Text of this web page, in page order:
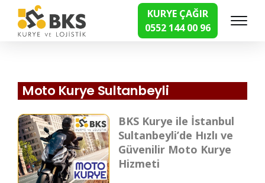
KURYE ÇAĞIR
0552 144 00 96
Hızlı Kurye Hizmetleri
Moto Kurye Sultanbeyli
BKS Kurye ile İstanbul
Sultanbeyli’de Hızlı ve
Güvenilir Moto Kurye
Hizmeti